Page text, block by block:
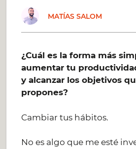
MATÍAS SALOM
¿Cuál es la forma más
aumentar tu
y alcanzar los objetivos
propones?
Cambiar tus hábitos.
No es algo que me esté